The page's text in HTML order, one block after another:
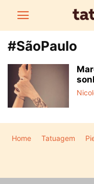
#SãoPaulo
Home Tatuagem